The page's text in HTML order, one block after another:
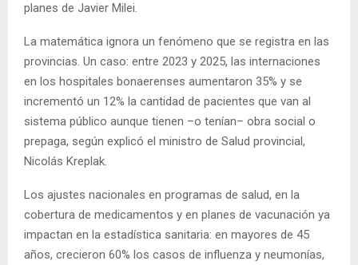
planes de Javier Milei.
La matemática ignora un fenómeno que se registra en las
provincias. Un caso: entre 2023 y 2025, las internaciones
en los hospitales bonaerenses aumentaron 35% y se
incrementó un 12% la cantidad de pacientes que van al
sistema público aunque tienen –o tenían– obra social o
prepaga, según explicó el ministro de Salud provincial,
Nicolás Kreplak.
Los ajustes nacionales en programas de salud, en la
cobertura de medicamentos y en planes de vacunación ya
impactan en la estadística sanitaria: en mayores de 45
años, crecieron 60% los casos de influenza y neumonías,